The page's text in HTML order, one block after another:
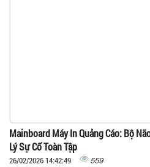
Mainboard Máy In Quảng Cáo: Bộ
Lý Sự Cố Toàn Tập
26/02/2026 14:42:49 559